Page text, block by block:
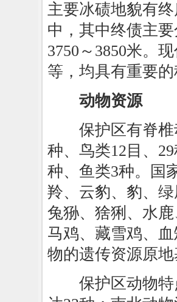
主要冰碛地貌有
中，其中终债主要
3750～3850米。
等，均具有重要
动物资源
保护区有脊椎动
种、鸟类12目、
种、鱼类3种。国
羚、云豹、豹、
兔狲、猞猁、水
马鸡、藏雪鸡、
物的遗传资源原
保护区动物特